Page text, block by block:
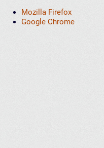
Mozilla Firefox
Google Chrome